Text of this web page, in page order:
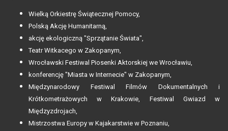
Wielką Orkiestrę Świątecznej Pomocy,
Polską Akcję Humanitarną,
akcję ekologiczną "Sprzątanie Świata",
Teatr Witkacego w Zakopanym,
Wrocławski Festiwal Piosenki Aktorskiej we Wrocławiu,
konferencję "Miasta w Internecie" w Zakopanym,
Międzynarodowy Festiwal Filmów Dokumentalnych i
Krótkometrażowych w Krakowie, Festiwal Gwiazd w
Międzyzdrojach,
Mistrzostwa Europy w Kajakarstwie w Poznaniu,